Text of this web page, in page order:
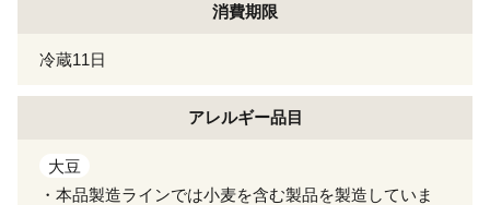
消費期限
冷蔵11日
アレルギー品目
大豆
・本品製造ラインでは小麦を含む製品を製造していま